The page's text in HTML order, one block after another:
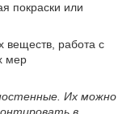
покраски или
веществ, работа с
мер
Их можно